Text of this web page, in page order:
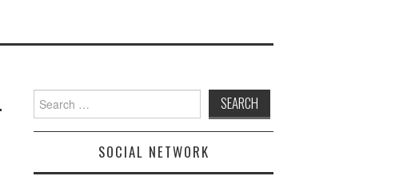
Search
for:
SOCIAL NETWORK